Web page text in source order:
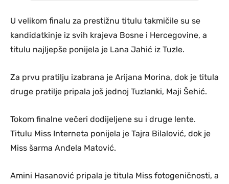
U velikom finalu za prestižnu titulu takmičile su se
kandidatkinje iz svih krajeva Bosne i Hercegovine, a
titulu najljepše ponijela je Lana Jahić iz Tuzle.
Za prvu pratilju izabrana je Arijana Morina, dok je titula
druge pratilje pripala još jednoj Tuzlanki, Maji Šehić.
Tokom finalne večeri dodijeljene su i druge lente.
Titulu Miss Interneta ponijela je Tajra Bilalović, dok je
Miss šarma Anđela Matović.
Amini Hasanović pripala je titula Miss fotogeničnosti, a